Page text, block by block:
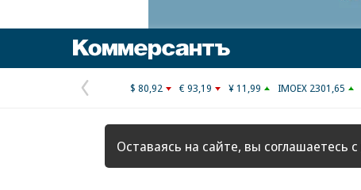
Предыдущая
страница
$ 80,92 € 93,19 ¥ 11,99 IMOEX 2301,65
Оставаясь на сайте, вы соглашаетесь с